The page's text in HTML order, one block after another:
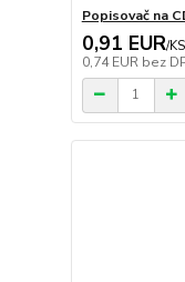
Popisovač na
0,91 EUR/KS
0,74 EUR bez